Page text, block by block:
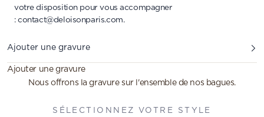
votre disposition pour vous accompagner
:contact@deloisonparis.com.
Ajouter une gravure
Ajouter une gravure
Nous offrons la gravure sur l'ensemble de nos bagues.
SÉLECTIONNEZ VOTRE STYLE